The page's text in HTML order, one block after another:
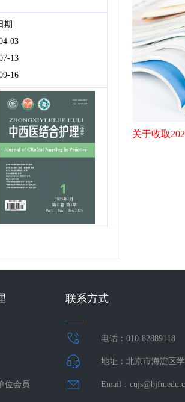
期
03
13
16
关于收取
位会员
联系方式
电话：010-82889118
地址：北京市海淀区
Email：